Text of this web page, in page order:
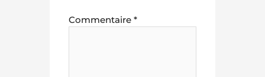
Commentaire*